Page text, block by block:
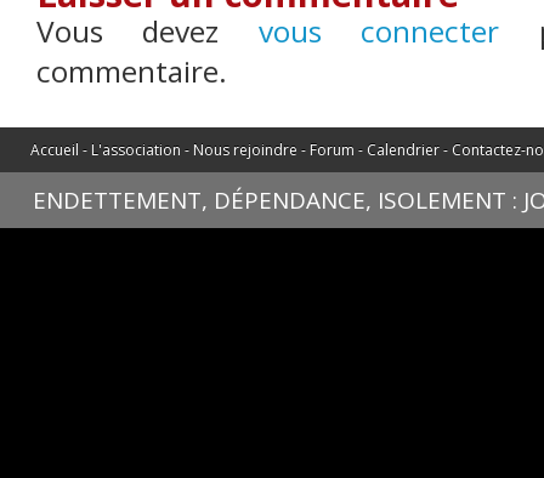
Vous devez vous connecter
commentaire.
Accueil -L'association -Nous rejoindre -Forum - Calendrier- Contactez-
ENDETTEMENT, DÉPENDANCE, ISOLEMENT :